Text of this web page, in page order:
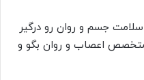
جسم و روان رو درگیر
متخصص اعصاب و روان بگو و